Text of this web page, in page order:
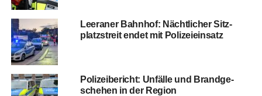
Leera­ner Bahn­hof: Nächt­li­cher Sitz­
platz­streit endet mit Polizeieinsatz
Poli­zei­be­richt: Unfäl­le und Brand­ge­
sche­hen in der Region